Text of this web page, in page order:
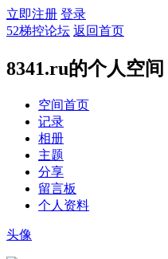
立即注册 登录
52梯控论坛 返回首页
8341.ru的个人空间
空间首页
记录
相册
主题
分享
留言板
个人资料
头像